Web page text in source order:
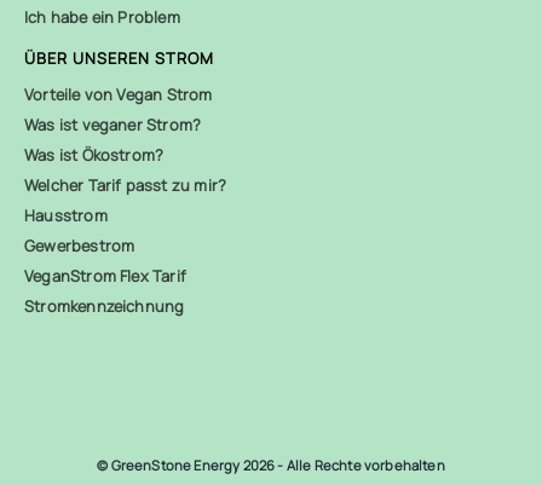
Ich habe ein Problem
ÜBER UNSEREN STROM
Vorteile von Vegan Strom
Was ist veganer Strom?
Was ist Ökostrom?
Welcher Tarif passt zu mir?
Hausstrom
Gewerbestrom
VeganStrom Flex Tarif
Stromkennzeichnung
© GreenStone Energy 2026 - Alle Rechte vorbehalten